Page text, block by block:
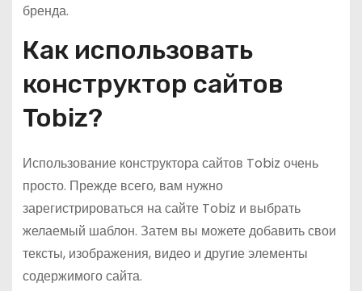
бренда.
Как использовать
конструктор сайтов
Tobiz?
Использование конструктора сайтов Tobiz очень
просто. Прежде всего, вам нужно
зарегистрироваться на сайте Tobiz и выбрать
желаемый шаблон. Затем вы можете добавить свои
тексты, изображения, видео и другие элементы
содержимого сайта.